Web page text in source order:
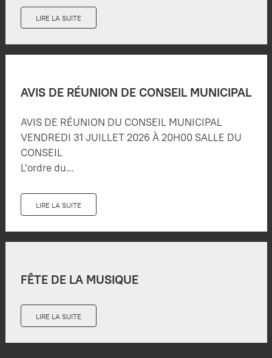
LIRE LA SUITE
AVIS DE RÉUNION DE CONSEIL MUNICIPAL
AVIS DE RÉUNION DU CONSEIL MUNICIPAL
VENDREDI 31 JUILLET 2026 À 20H00 SALLE DU
CONSEIL
L’ordre du...
LIRE LA SUITE
FÊTE DE LA MUSIQUE
LIRE LA SUITE